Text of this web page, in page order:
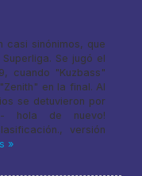
casi sinónimos, que
Se jugó el
cuando "Kuzbass"
en la final. Al
se detuvieron por
hola de nuevo!
versión
»